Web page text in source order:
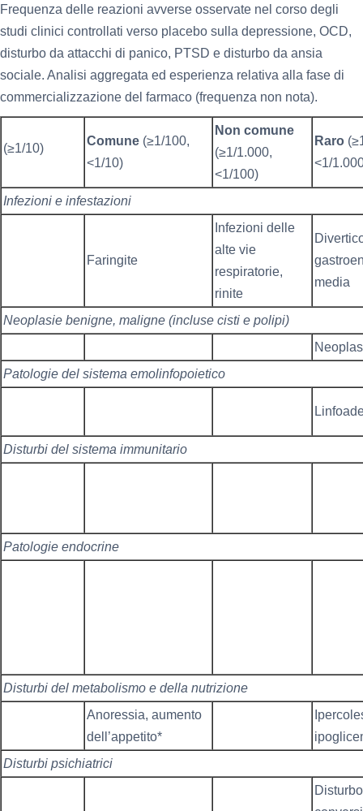
Frequenza delle reazioni avverse osservate nel corso degli
studi clinici controllati verso placebo sulla depressione, OCD,
disturbo da attacchi di panico, PTSD e disturbo da ansia
sociale. Analisi aggregata ed esperienza relativa alla fase di
commercializzazione del farmaco (frequenza non nota).
(≥1/10)
Comune (≥1/100,
<1/10)
Non comune
(≥1/1.000,
<1/100)
Raro
<1/
Infezioni e infestazioni
Faringite
Infezioni delle
alte vie
respiratorie,
rinite
media
Neoplasie benigne, maligne (incluse cisti e polipi)
Patologie del sistema emolinfopoietico
Disturbi del sistema immunitario
Patologie endocrine
Disturbi del metabolismo e della nutrizione
Anoressia, aumento
dell’appetito*
Disturbi psichiatrici